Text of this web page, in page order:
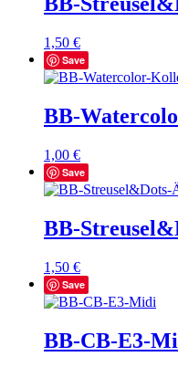
1,50 €
Save
BB-
1,00 €
Save
BB-
1,50 €
Save
BB-CB-E3-